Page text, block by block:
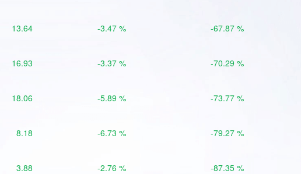
13.64 -3.47 % -67.87 %
16.93 -3.37 % -70.29 %
18.06 -5.89 % -73.77 %
8.18 -6.73 % -79.27 %
3.88 -2.76 % -87.35 %